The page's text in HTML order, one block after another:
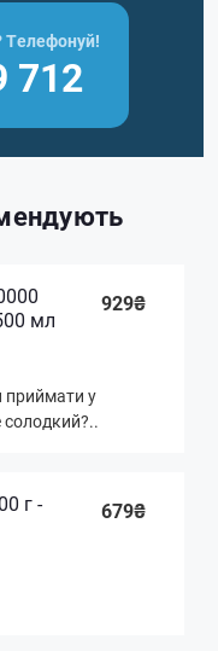
Телефонуй!
712
мл
929₴
приймати у
солодкий?..
г -
679₴